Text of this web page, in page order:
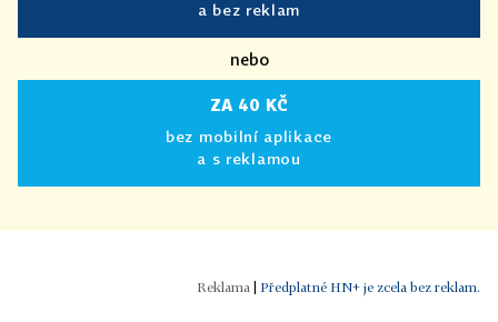
a bez reklam
nebo
ZA 40 KČ
bez mobilní aplikace
a s reklamou
Předplatné HN+ je zcela bez reklam.